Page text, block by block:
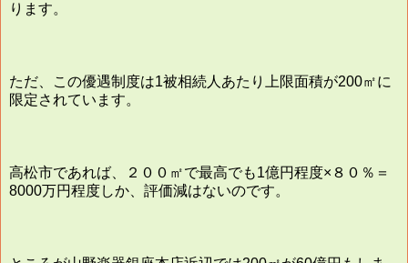
ります。
ただ、この優遇制度は1被相続人あたり上限面積が200㎡に
限定されています。
高松市であれば、２００㎡で最高でも1億円程度×８０％＝
8000万円程度しか、評価減はないのです。